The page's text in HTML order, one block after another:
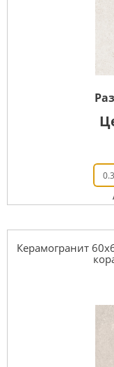
Керамогранит